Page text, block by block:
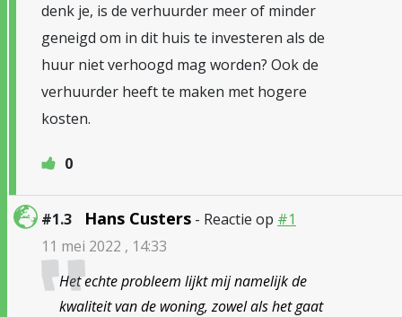
denk je, is de verhuurder meer of minder
geneigd om in dit huis te investeren als de
huur niet verhoogd mag worden? Ook de
verhuurder heeft te maken met hogere
kosten.
0
#1.3 Hans Custers - Reactie op #1
11 mei 2022 , 14:33
Het echte probleem lijkt mij namelijk de
kwaliteit van de woning, zowel als het gaat